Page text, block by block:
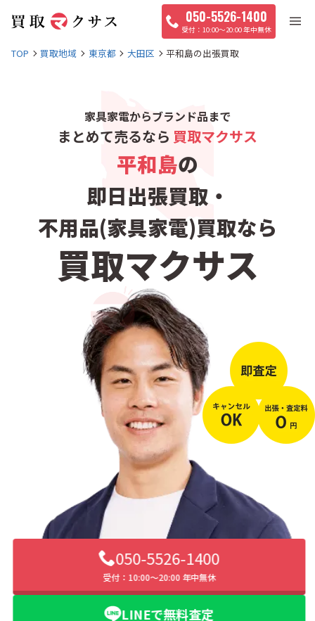
050-5526-1400
10:00〜20:00 年中無休
TOP 買取地域 東京都 大田区 平和島の出張買取
家具家電からブランド品まで
まとめて売るなら 買取マクサス
平和島の
即日出張買取・
不用品(家具家電)買取なら
買取マクサス
050-5526-1400
受付：10:00〜20:00 年中無休
LINEで無料査定